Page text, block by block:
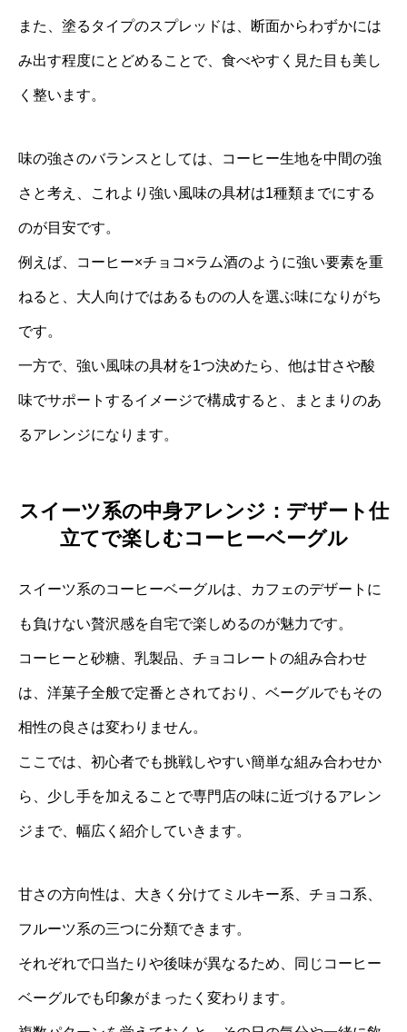
また、塗るタイプのスプレッドは、断面からわずかには
み出す程度にとどめることで、食べやすく見た目も美し
く整います。
味の強さのバランスとしては、コーヒー生地を中間の強
さと考え、これより強い風味の具材は1種類までにする
のが目安です。
例えば、コーヒー×チョコ×ラム酒のように強い要素を重
ねると、大人向けではあるものの人を選ぶ味になりがち
です。
一方で、強い風味の具材を1つ決めたら、他は甘さや酸
味でサポートするイメージで構成すると、まとまりのあ
るアレンジになります。
スイーツ系の中身アレンジ：デザート仕
立てで楽しむコーヒーベーグル
スイーツ系のコーヒーベーグルは、カフェのデザートに
も負けない贅沢感を自宅で楽しめるのが魅力です。
コーヒーと砂糖、乳製品、チョコレートの組み合わせ
は、洋菓子全般で定番とされており、ベーグルでもその
相性の良さは変わりません。
ここでは、初心者でも挑戦しやすい簡単な組み合わせか
ら、少し手を加えることで専門店の味に近づけるアレン
ジまで、幅広く紹介していきます。
甘さの方向性は、大きく分けてミルキー系、チョコ系、
フルーツ系の三つに分類できます。
それぞれで口当たりや後味が異なるため、同じコーヒー
ベーグルでも印象がまったく変わります。